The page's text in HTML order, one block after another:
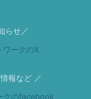
らせ／
報など ／